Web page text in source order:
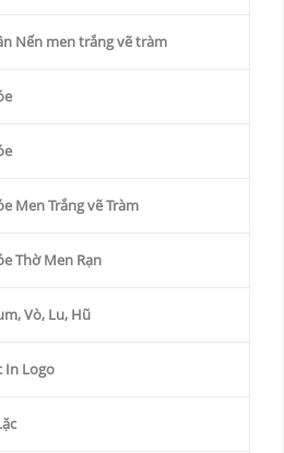
Nến men trắng vẽ tràm
Men Trắng vẽ Tràm
Thờ Men Rạn
Vò, Lu, Hũ
In Logo